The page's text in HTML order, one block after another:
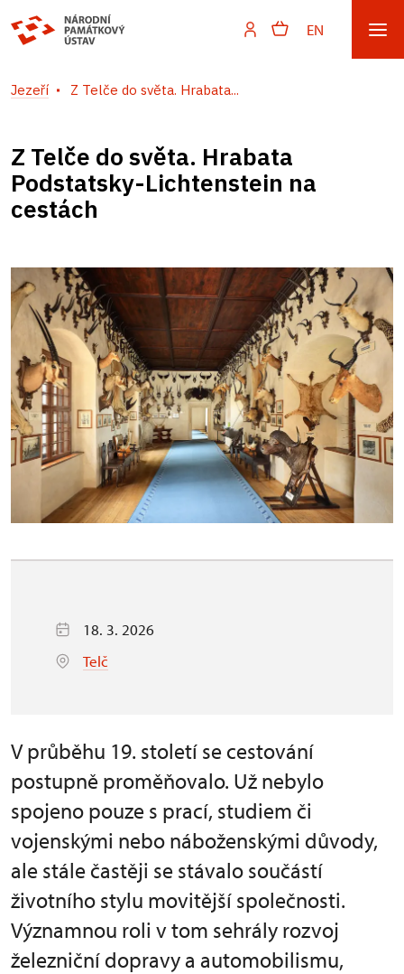
EN
Jezeří Z Telče do světa. Hrabata...
Z Telče do světa. Hrabata
Podstatsky-Lichtenstein na
cestách
18. 3. 2026
Telč
V průběhu 19. století se cestování
postupně proměňovalo. Už nebylo
spojeno pouze s prací, studiem či
vojenskými nebo náboženskými důvody,
ale stále častěji se stávalo součástí
životního stylu movitější společnosti.
Významnou roli v tom sehrály rozvoj
železniční dopravy a automobilismu,